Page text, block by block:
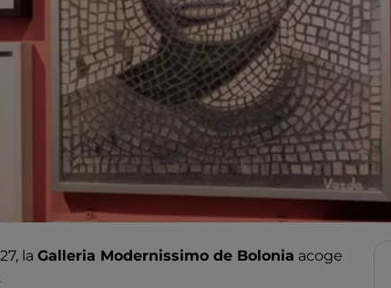
la Galleria Modernissimo de Bolonia acoge
.